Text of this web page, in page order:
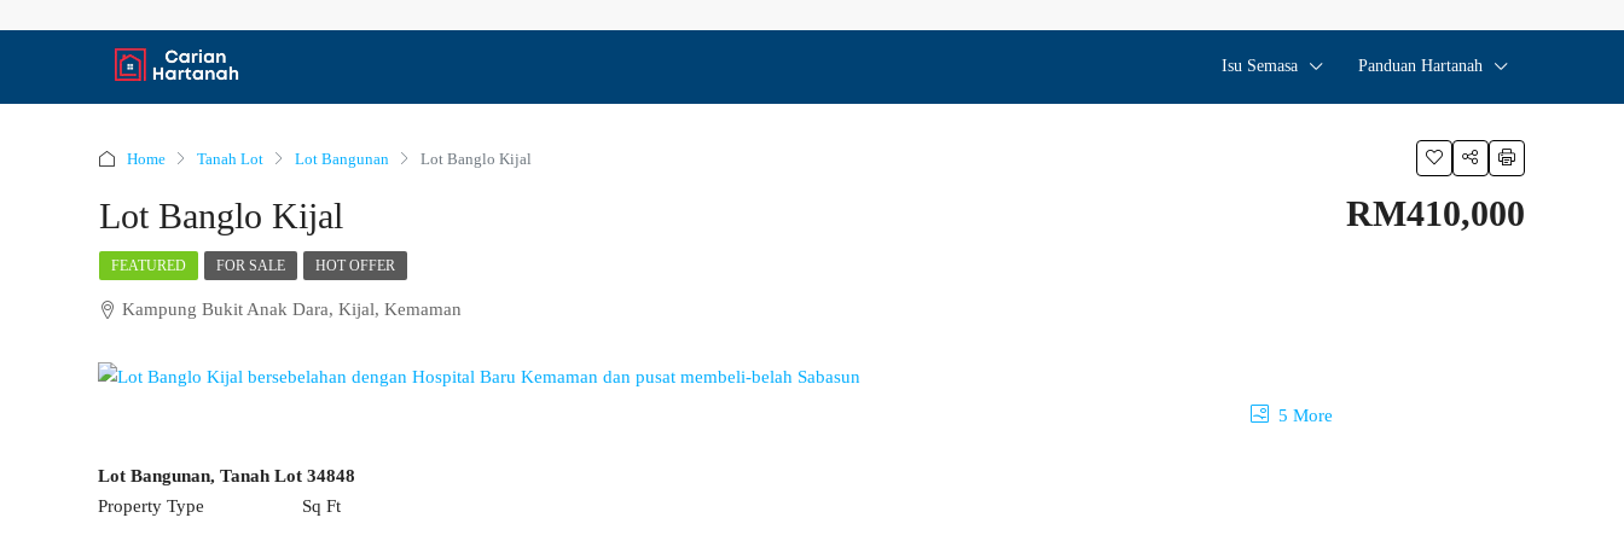
Isu Semasa Panduan Hartanah
Home Tanah Lot Lot Bangunan Lot Banglo Kijal
Lot Banglo Kijal RM410,000
FEATURED FOR SALE HOT OFFER
Kampung Bukit Anak Dara, Kijal, Kemaman
5 More
Lot Bangunan, Tanah Lot
Property Type
34848
Sq Ft